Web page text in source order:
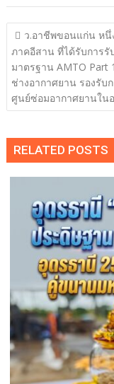
แนะแนว
เรื่อง
ว.อาชีพขอนแก่น หนึ่
ภาคอีสาน ที่ได้รับการรั
มาตรฐาน AMTO Part
ช่างอากาศยาน รองรับ
ศูนย์ซ่อมอากาศยานใน
RELATED POSTS